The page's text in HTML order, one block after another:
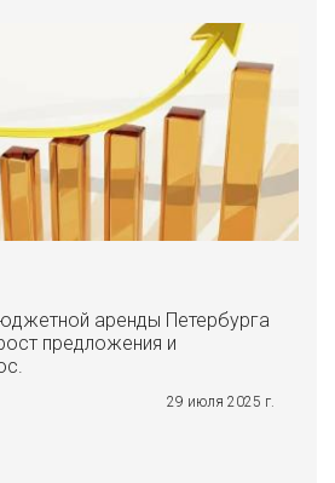
аренды Петербурга
предложения и
29 июля 2025 г.